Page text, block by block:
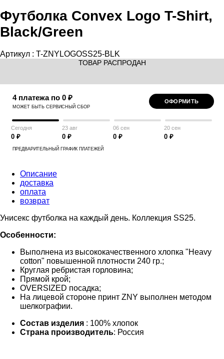
Футболка Convex Logo T-Shirt,
Black/Green
Артикул : T-ZNYLOGOSS25-BLK
ТОВАР РАСПРОДАН
4 платежа по 0 ₽
МОЖЕТ БЫТЬ СЕРВИСНЫЙ СБОР
ОФОРМИТЬ
Сегодня
0 ₽
23 авг
0 ₽
06 сен
0 ₽
20 сен
0 ₽
ПРЕДВАРИТЕЛЬНЫЙ ГРАФИК ПЛАТЕЖЕЙ
Описание
доставка
оплата
возврат
Унисекс футболка на каждый день. Коллекция SS25.
Особенности:
Выполнена из высококачественного хлопка "Heavy
cotton" повышенной плотности 240 гр.;
Круглая ребристая горловина;
Прямой крой;
OVERSIZED посадка;
На лицевой стороне принт ZNY выполнен методом
шелкографии.
Состав изделия : 100% хлопок
Страна производитель: Россия